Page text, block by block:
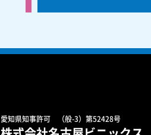
愛知県知事許可 （般-3）第52428号